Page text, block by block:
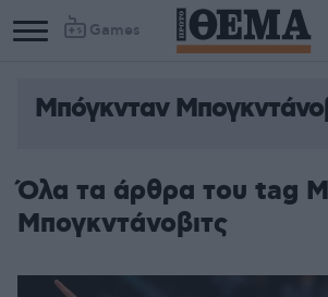
Games
Μπόγκνταν
Όλα τα άρθρα του tag
Μπογκντάνοβιτς